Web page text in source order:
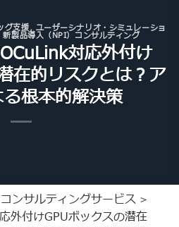
グ支援,ユーザーシナリオ・シミュレーショ
新製品導入（NPI）コンサルティング
対応外付け
在的リスクとは？ア
根本的解決策
コンサルティングサービス >
付けGPUボックスの潜在